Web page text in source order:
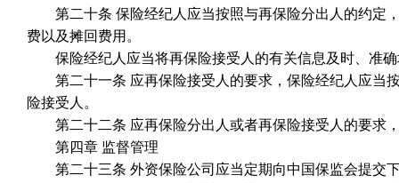
第二十条 保险经纪人应当按照与再保险分出人的约定，
费以及摊回费用。
保险经纪人应当将再保险接受人的有关信息及时、准确
第二十一条 应再保险接受人的要求，保险经纪人应当按
险接受人。
第二十二条 应再保险分出人或者再保险接受人的要求
第四章 监督管理
第二十三条 外资保险公司应当定期向中国保监会提交